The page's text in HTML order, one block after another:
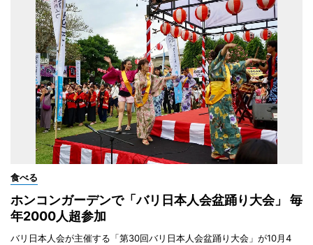
食べる
ホンコンガーデンで「バリ日本人会盆踊り大会」 毎
年2000人超参加
バリ日本人会が主催する「第30回バリ日本人会盆踊り大会」が10月4